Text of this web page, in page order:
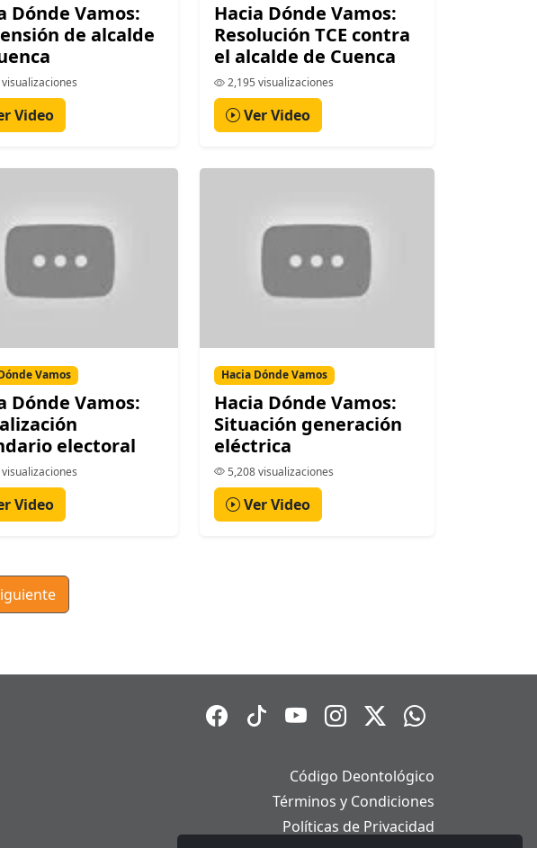
Dónde Vamos:
de alcalde
Video
Hacia Dónde Vamos:
Resolución TCE contra
el alcalde de Cuenca
2,195 visualizaciones
Ver Video
Vamos
Dónde Vamos:
electoral
Video
Hacia Dónde Vamos
Hacia Dónde Vamos:
Situación generación
eléctrica
5,208 visualizaciones
Ver Video
Código Deontológico
Términos y Condiciones
Políticas de Privacidad